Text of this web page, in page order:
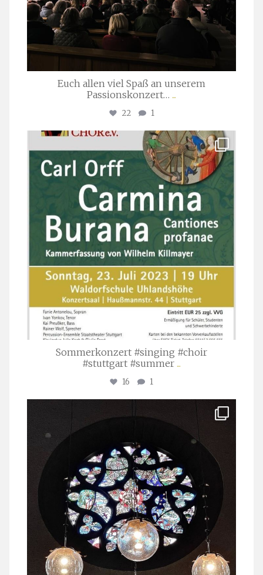
Euch allen viel Spaß an unserem
Passionskonzert… ...
22 1
stuttgarter_oratorienchor
Juli 22
Sommerkonzert #singing #choir
#stuttgart #summer ...
16 1
Apr. 1